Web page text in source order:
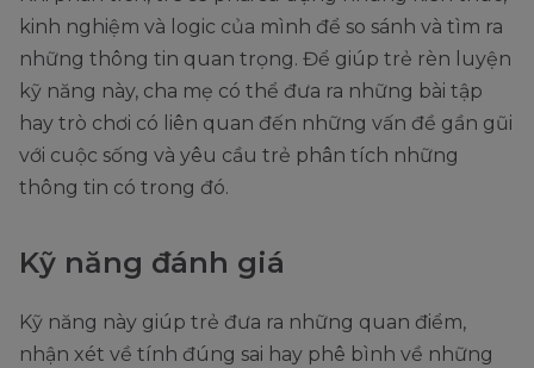
kinh nghiệm và logic của mình để so sánh và tìm ra
những thông tin quan trọng. Để giúp trẻ rèn luyện
kỹ năng này, cha mẹ có thể đưa ra những bài tập
hay trò chơi có liên quan đến những vấn đề gần gũi
với cuộc sống và yêu cầu trẻ phân tích những
thông tin có trong đó.
Kỹ năng đánh giá
Kỹ năng này giúp trẻ đưa ra những quan điểm,
nhận xét về tính đúng sai hay phê bình về những